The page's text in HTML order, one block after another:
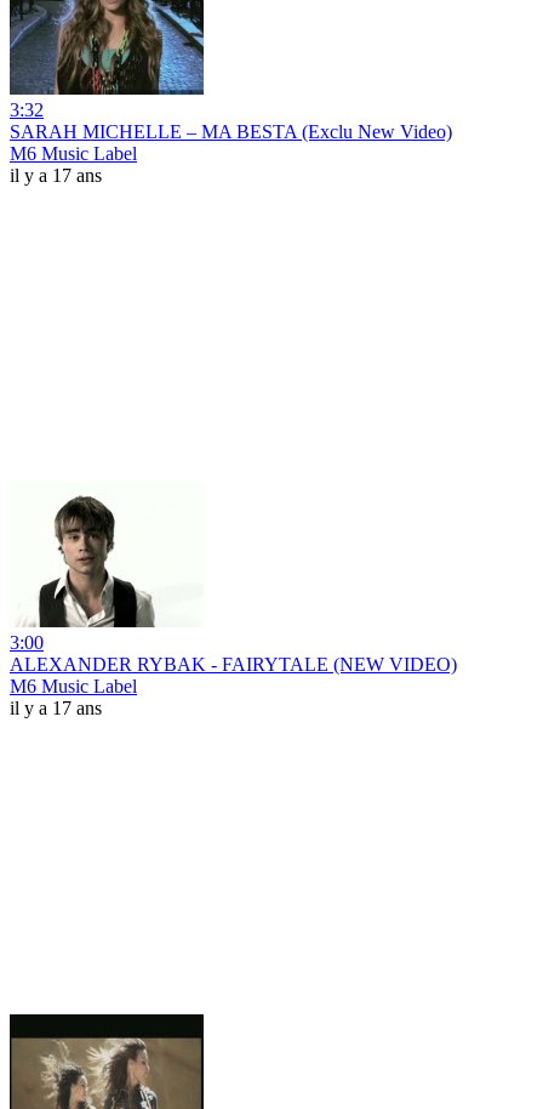
3:32
SARAH MICHELLE – MA BESTA (Exclu New Video)
M6 Music Label
il y a 17 ans
3:00
ALEXANDER RYBAK - FAIRYTALE (NEW VIDEO)
M6 Music Label
il y a 17 ans